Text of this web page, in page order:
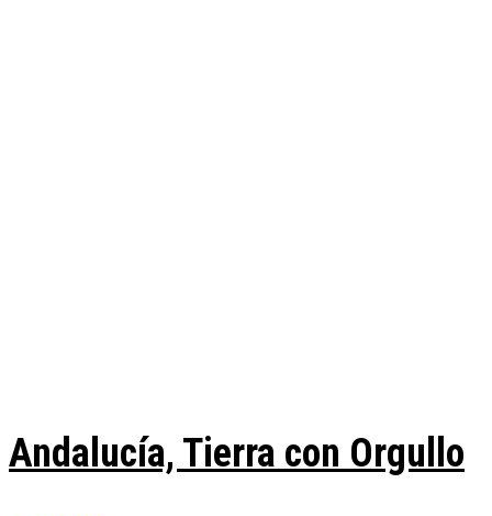
Andalucía, Tierra con Orgullo